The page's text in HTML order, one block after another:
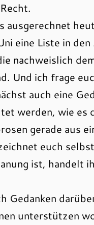
ausgerechnet
eine Liste in
nachweislich
Und ich frage
auch eine
werden, wie es
gerade aus
euch
ist, handelt
Gedanken
unterstützen